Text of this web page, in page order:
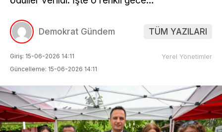
Demokrat Gündem TÜM YAZILARI
Giriş: 15-06-2026 14:11
Güncelleme: 15-06-2026 14:11
Yerel Yönetimler